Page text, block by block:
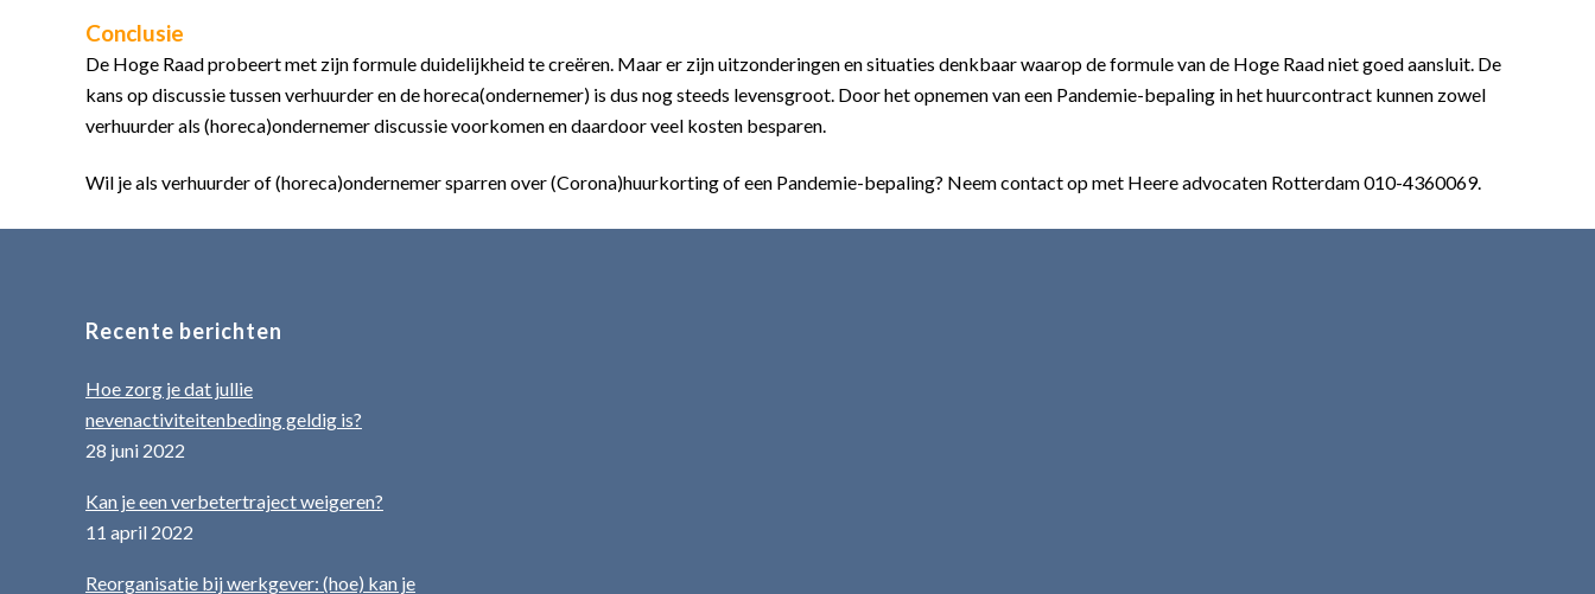
Conclusie
De Hoge Raad probeert met zijn formule duidelijkheid te creëren. Maar er zijn uitzonderingen en situaties denkbaar waarop de formule van de Hoge Raad niet goed aansluit. De
kans op discussie tussen verhuurder en de horeca(ondernemer) is dus nog steeds levensgroot. Door het opnemen van een Pandemie-bepaling in het huurcontract kunnen zowel
verhuurder als (horeca)ondernemer discussie voorkomen en daardoor veel kosten besparen.
Wil je als verhuurder of (horeca)ondernemer sparren over (Corona)huurkorting of een Pandemie-bepaling? Neem contact op met Heere advocaten Rotterdam 010-4360069.
Recente berichten
Hoe zorg je dat jullie
nevenactiviteitenbeding geldig is?
28 juni 2022
Kan je een verbetertraject weigeren?
11 april 2022
Reorganisatie bij werkgever: (hoe) kan je